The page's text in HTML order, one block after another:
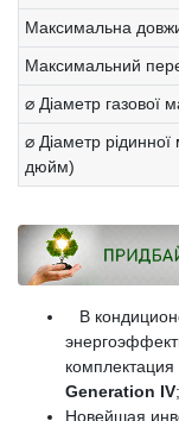
Максимальна
Максимальний
⌀ Діаметр газової
⌀ Діаметр рідинної
дюйм)
В
комплектация
Generation IV;
Новейшая